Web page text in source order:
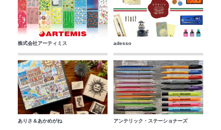
株式会社アーティミス adesso
ありさ＆あかめがね アンテリック・ステーショナーズ